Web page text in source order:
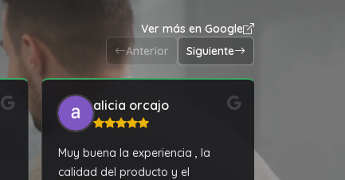
Ver más en Google
Anterior
Siguiente
alicia orcajo
Muy buena la experiencia , la
calidad del producto y el